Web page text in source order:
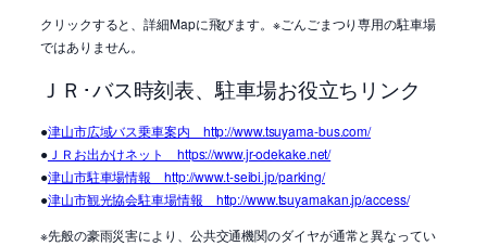
クリックすると、詳細Mapに飛びます。※ごんごまつり専用の駐車場
ではありません。
ＪＲ･バス時刻表、駐車場お役立ちリンク
●津山市広域バス乗車案内 http://www.tsuyama-bus.com/
●ＪＲお出かけネット https://www.jr-odekake.net/
●津山市駐車場情報 http://www.t-seibi.jp/parking/
●津山市観光協会駐車場情報 http://www.tsuyamakan.jp/access/
※先般の豪雨災害により、公共交通機関のダイヤが通常と異なってい